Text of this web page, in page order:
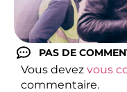
PAS DE
Vous devez vous
commentaire.